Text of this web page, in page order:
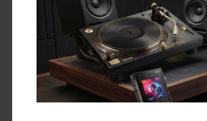
Contact Info
Ebay Store